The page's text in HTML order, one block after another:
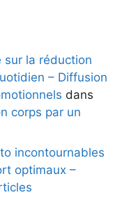
sur la réduction
– Diffusion
dans
corps par un
incontournables
optimaux –